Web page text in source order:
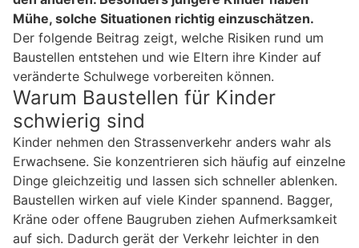
Mühe, solche Situationen richtig einzuschätzen.
Der folgende Beitrag zeigt, welche Risiken rund um
Baustellen entstehen und wie Eltern ihre Kinder auf
veränderte Schulwege vorbereiten können.
Warum Baustellen für Kinder
schwierig sind
Kinder nehmen den Strassenverkehr anders wahr als
Erwachsene. Sie konzentrieren sich häufig auf einzelne
Dinge gleichzeitig und lassen sich schneller ablenken.
Baustellen wirken auf viele Kinder spannend. Bagger,
Kräne oder offene Baugruben ziehen Aufmerksamkeit
auf sich. Dadurch gerät der Verkehr leichter in den